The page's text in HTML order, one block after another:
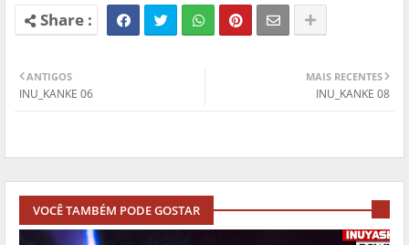
MAIS RECENTES
INU_KANKE 08
ANTIGOS
INU_KANKE 06
VOCÊ TAMBÉM PODE GOSTAR